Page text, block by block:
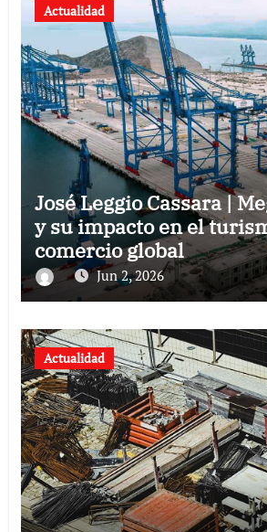
Actualidad
José Leggio Cassara |
y su impacto en el
comercio global
Jun 2, 2026
Actualidad